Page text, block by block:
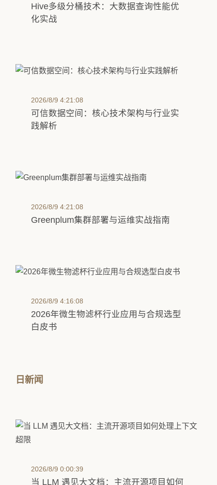
Hive多级分桶技术：大数据查询性能优
化实战
2026/8/9 4:21:08
可信数据空间：核心技术架构与行业实
践解析
2026/8/9 4:21:08
Greenplum集群部署与运维实战指南
2026/8/9 4:16:08
2026年微生物滤杯行业应用与合规选型
白皮书
日新闻
2026/8/9 0:00:39
当 LLM 遇见大文档：主流开源项目如何